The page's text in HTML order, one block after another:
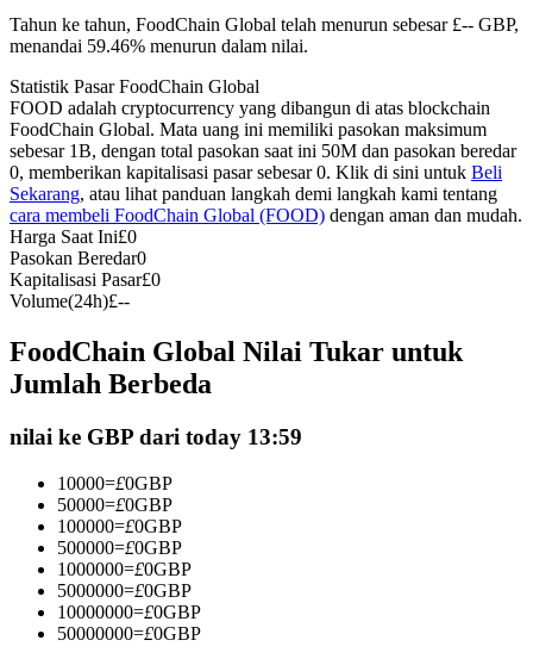
USDC Berjangka
Kontrak berjangka menggunakan USDC sebagai jaminannya
Bergabunglah dengan pedagang top
Menjadi Pedagang Salinan
Tahun ke tahun, FoodChain Global telah menurun sebesar £-- GBP,
menandai 59.46% menurun dalam nilai.
Statistik Pasar FoodChain Global
FOOD adalah cryptocurrency yang dibangun di atas blockchain
FoodChain Global. Mata uang ini memiliki pasokan maksimum
sebesar 1B, dengan total pasokan saat ini 50M dan pasokan beredar
0, memberikan kapitalisasi pasar sebesar 0. Klik di sini untuk Beli
Sekarang, atau lihat panduan langkah demi langkah kami tentang
cara membeli FoodChain Global (FOOD) dengan aman dan mudah.
Harga Saat Ini£0
Pasokan Beredar0
Kapitalisasi Pasar£0
Volume(24h)£--
FoodChain Global Nilai Tukar untuk
Jumlah Berbeda
nilai ke GBP dari today 13:59
10000=£0GBP
50000=£0GBP
100000=£0GBP
500000=£0GBP
1000000=£0GBP
5000000=£0GBP
10000000=£0GBP
50000000=£0GBP